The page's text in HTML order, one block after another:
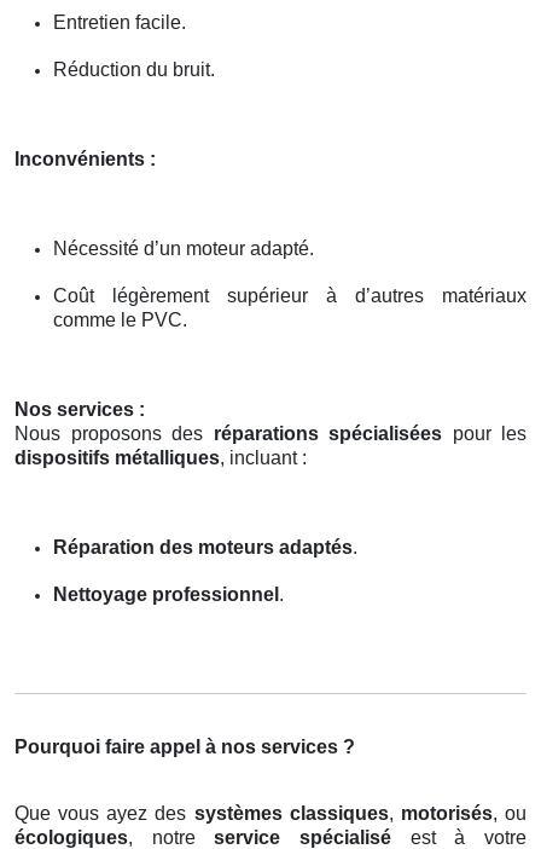
Entretien facile.
Réduction du bruit.
Inconvénients :
Nécessité d’un moteur adapté.
Coût légèrement supérieur à d’autres matériaux
comme le PVC.
Nos services :
Nous proposons des réparations spécialisées pour les
dispositifs métalliques, incluant :
Réparation des moteurs adaptés.
Nettoyage professionnel .
Pourquoi faire appel à nos services ?
Que vous ayez des systèmes classiques, motorisés, ou
écologiques, notreservice spécialisé est à votre